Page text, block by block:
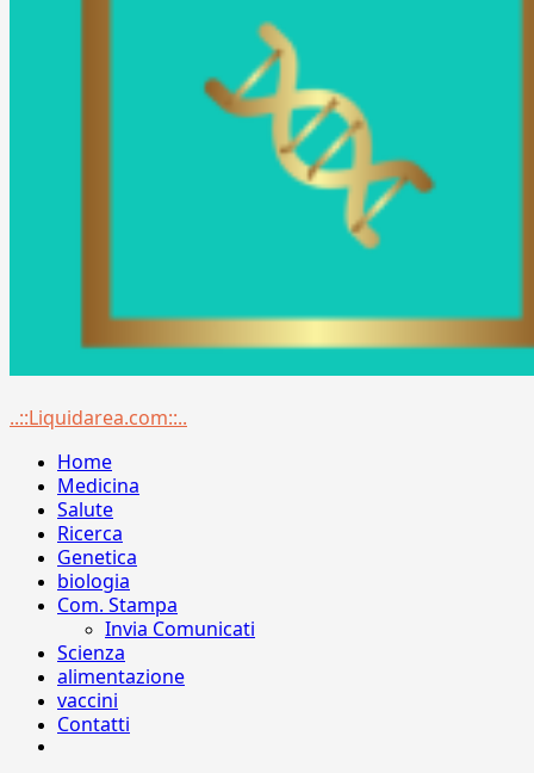
Menu
..::Liquidarea.com::..
Home
Medicina
Salute
Ricerca
Genetica
biologia
Com. Stampa
Invia Comunicati
Scienza
alimentazione
vaccini
Contatti